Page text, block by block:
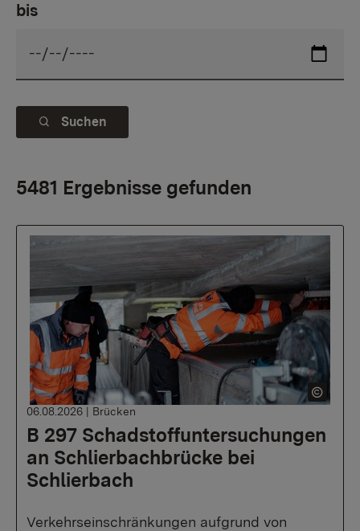
bis
Suchen
5481 Ergebnisse gefunden
B 297 Schadstoffuntersuchungen
an Schlierbachbrücke bei
Schlierbach
06.08.2026 | Brücken
Verkehrseinschränkungen aufgrund von